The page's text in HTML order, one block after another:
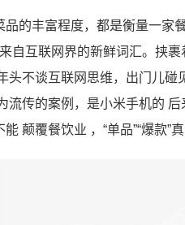
品的丰富程度，都是衡量一家
来自互联网界的新鲜词汇。挟
头不谈互联网思维，出门儿碰
流传的案例，是小米手机的
颠覆餐饮业 ，“单品”“爆款